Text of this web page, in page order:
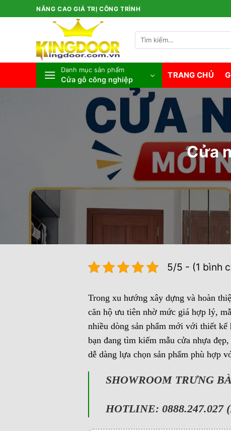
qua
NÂNG CAO GIÁ TRỊ CÔNG TRÌNH
Tìm
kiếm:
Danh mục sản phẩm
Cửa gỗ công nghiệp TRANG CHỦ
Cửa
5/5 - (1 bình
Trong xu hướng xây dựng và hoàn
căn hộ ưu tiên nhờ mức giá hợp lý,
nhiều dòng sản phẩm mới với thiết
bạn đang tìm kiếm mẫu cửa nhựa
dễ dàng lựa chọn sản phẩm phù hợp
SHOWROOM TRƯNG
HOTLINE: 0888.247.027